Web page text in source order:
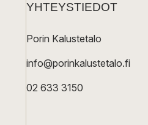
YHTEYSTIEDOT
Porin Kalustetalo
info@porinkalustetalo.fi
02 633 3150